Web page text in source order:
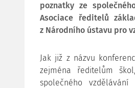
poznatky ze
Asociace ředitelů
z Národního ústavu pro
Jak již z názvu
zejména ředitelům
společného